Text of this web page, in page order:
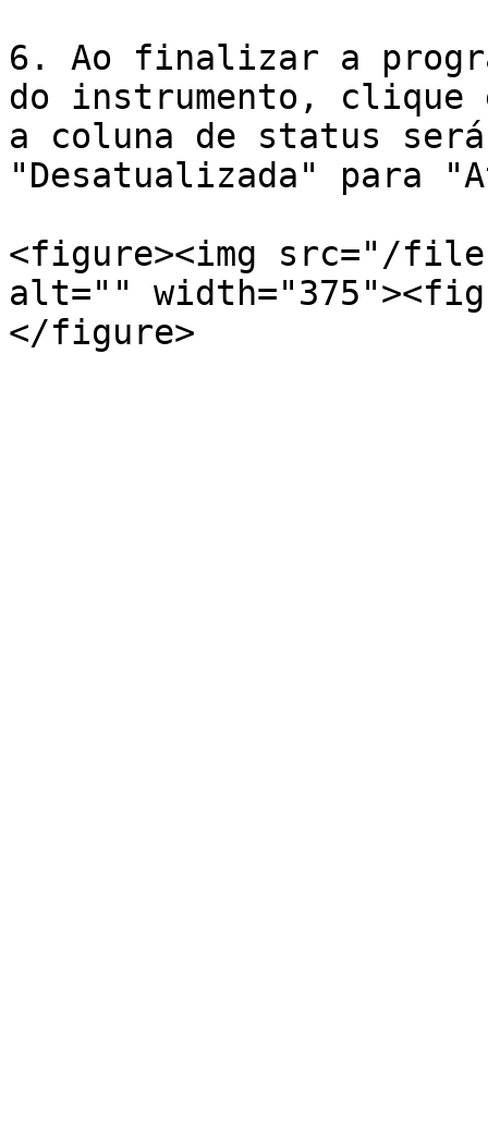
6. Ao finalizar a
do instrumento, clique
a coluna de status
"Desatualizada" para
<figure><img src="/files/
alt=""